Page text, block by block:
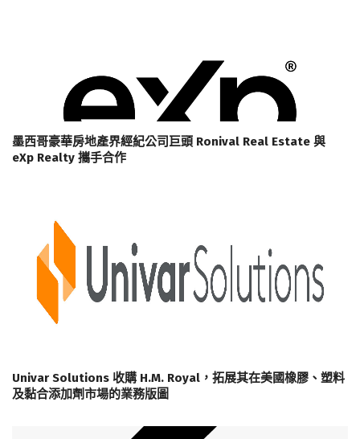
墨西哥豪華房地產界經紀公司巨頭 Ronival Real Estate 與
eXp Realty 攜手合作
Univar Solutions 收購 H.M. Royal，拓展其在美國橡膠、塑料
及黏合添加劑市場的業務版圖